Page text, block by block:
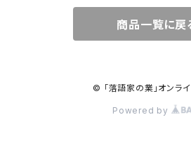
商品一覧に戻
© 「落語家の業」オンラ
Powered by